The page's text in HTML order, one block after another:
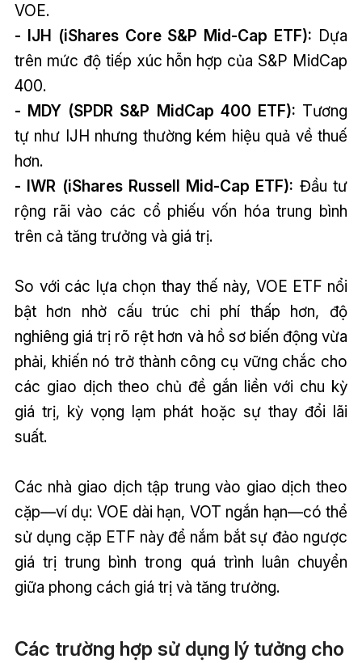
VOE.
- IJH (iShares Core S&P Mid-Cap ETF): Dựa
trên mức độ tiếp xúc hỗn hợp của S&P MidCap
400.
- MDY (SPDR S&P MidCap 400 ETF): Tương
tự như IJH nhưng thường kém hiệu quả về thuế
hơn.
- IWR (iShares Russell Mid-Cap ETF): Đầu tư
rộng rãi vào các cổ phiếu vốn hóa trung bình
trên cả tăng trưởng và giá trị.
So với các lựa chọn thay thế này, VOE ETF nổi
bật hơn nhờ cấu trúc chi phí thấp hơn, độ
nghiêng giá trị rõ rệt hơn và hồ sơ biến động vừa
phải, khiến nó trở thành công cụ vững chắc cho
các giao dịch theo chủ đề gắn liền với chu kỳ
giá trị, kỳ vọng lạm phát hoặc sự thay đổi lãi
suất.
Các nhà giao dịch tập trung vào giao dịch theo
cặp—ví dụ: VOE dài hạn, VOT ngắn hạn—có thể
sử dụng cặp ETF này để nắm bắt sự đảo ngược
giá trị trung bình trong quá trình luân chuyển
giữa phong cách giá trị và tăng trưởng.
Các trường hợp sử dụng lý tưởng cho